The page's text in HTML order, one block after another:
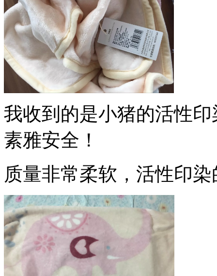
我收到的是小猪的活性
素雅安全！
质量非常柔软，活性印